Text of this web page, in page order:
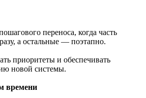
переноса, когда часть
а остальные — поэтапно.
приоритеты и обеспечивать
новой системы.
времени